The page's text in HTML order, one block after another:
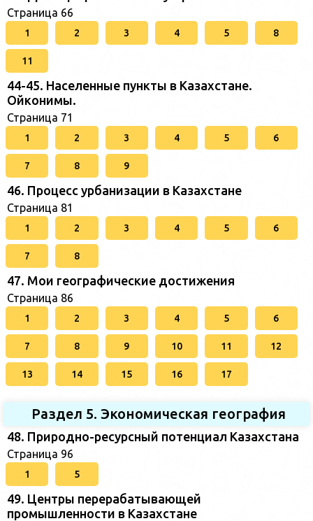
Страница 66
1 2 3 4 5 8
11
44-45. Населенные пункты в Казахстане.
Ойконимы.
Страница 71
1 2 3 4 5 6
7 8 9
46. Процесс урбанизации в Казахстане
Страница 81
1 2 3 4 5 6
7 8
47. Мои географические достижения
Страница 86
1 2 3 4 5 6
7 8 9 10 11 12
13 14 15 16 17
Раздел 5. Экономическая география
48. Природно-ресурсный потенциал Казахстана
Страница 96
1 5
49. Центры перерабатывающей
промышленности в Казахстане